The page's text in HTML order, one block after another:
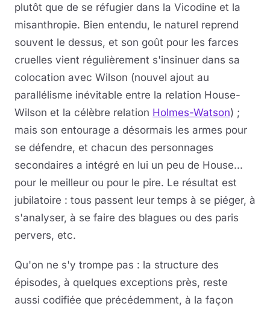
plutôt que de se réfugier dans la Vicodine et la
misanthropie. Bien entendu, le naturel reprend
souvent le dessus, et son goût pour les farces
cruelles vient régulièrement s'insinuer dans sa
colocation avec Wilson (nouvel ajout au
parallélisme inévitable entre la relation House-
Wilson et la célèbre relation Holmes-Watson) ;
mais son entourage a désormais les armes pour
se défendre, et chacun des personnages
secondaires a intégré en lui un peu de House...
pour le meilleur ou pour le pire. Le résultat est
jubilatoire : tous passent leur temps à se piéger, à
s'analyser, à se faire des blagues ou des paris
pervers, etc.
Qu'on ne s'y trompe pas : la structure des
épisodes, à quelques exceptions près, reste
aussi codifiée que précédemment, à la façon